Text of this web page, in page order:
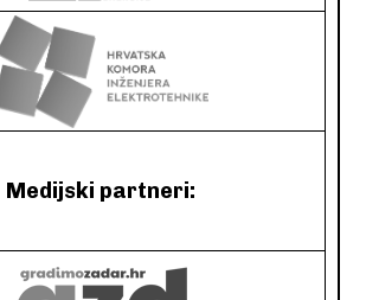
Medijski partneri: